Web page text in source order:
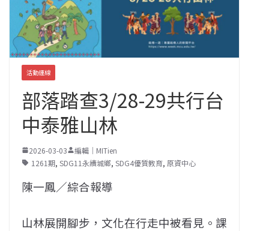
活動連線
部落踏查3/28-29共行台
中泰雅山林
2026-03-03
編輯｜MITien
1261期, SDG11永續城鄉, SDG4優質教育, 原資中心
陳一鳳／綜合報導
山林展開腳步，文化在行走中被看見。課